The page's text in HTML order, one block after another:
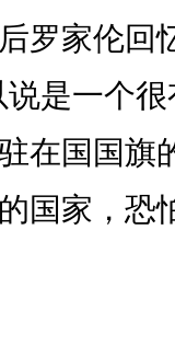
罗家伦回
是一个
在国国旗
国家，恐